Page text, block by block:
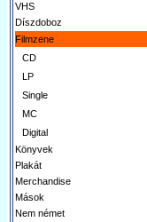
VHS
Díszdoboz
Filmzene
CD
LP
Single
MC
Digital
Könyvek
Plakát
Merchandise
Mások
Nem német